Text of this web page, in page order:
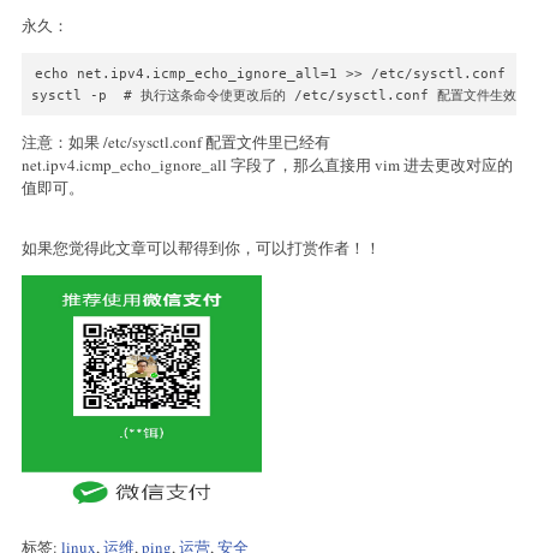
永久：
echo net.ipv4.icmp_echo_ignore_all=1 >> /etc/sysctl.conf
注意：如果 /etc/sysctl.conf 配置文件里已经有
net.ipv4.icmp_echo_ignore_all 字段了，那么直接用 vim 进去更改对应的
值即可。
如果您觉得此文章可以帮得到你，可以打赏作者！！
标签: linux,运维,ping,运营,安全